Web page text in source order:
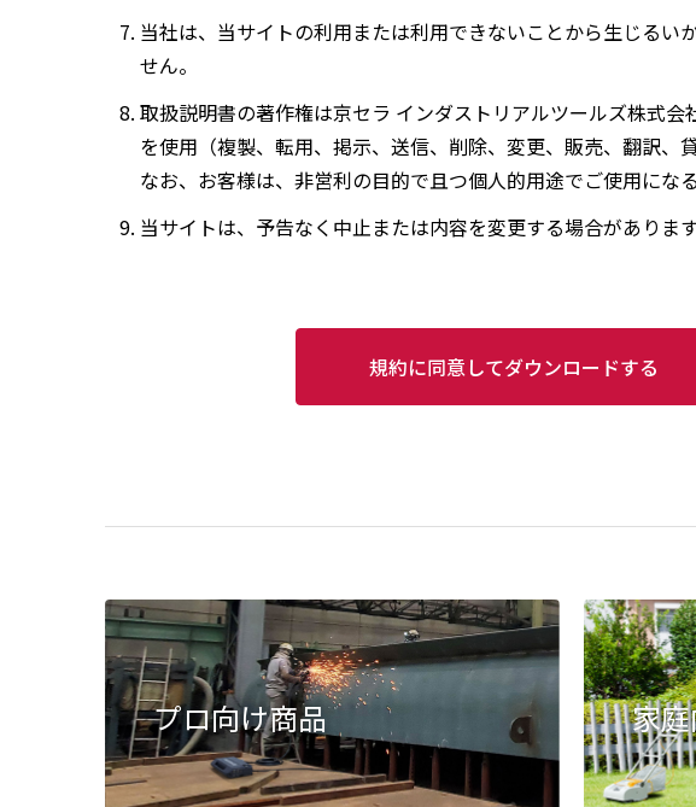
当社は、当サイトの利用または利用できないことから生じるい
せん。
取扱説明書の著作権は京セラ インダストリアルツールズ株式
を使用（複製、転用、掲示、送信、削除、変更、販売、翻訳、
なお、お客様は、非営利の目的で且つ個人的用途でご使用にな
当サイトは、予告なく中止または内容を変更する場合がありま
規約に同意してダウンロードする
プロ向け商品 家